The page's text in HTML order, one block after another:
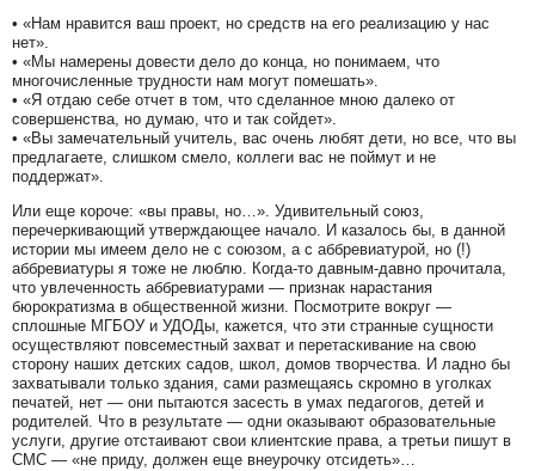
• «Нам нравится ваш проект, но средств на его реализацию у нас
нет».
• «Мы намерены довести дело до конца, но понимаем, что
многочисленные трудности нам могут помешать».
• «Я отдаю себе отчет в том, что сделанное мною далеко от
совершенства, но думаю, что и так сойдет».
• «Вы замечательный учитель, вас очень любят дети, но все, что вы
предлагаете, слишком смело, коллеги вас не поймут и не
поддержат».
Или еще короче: «вы правы, но…». Удивительный союз,
перечеркивающий утверждающее начало. И казалось бы, в данной
истории мы имеем дело не с союзом, а с аббревиатурой, но (!)
аббревиатуры я тоже не люблю. Когда-то давным-давно прочитала,
что увлеченность аббревиатурами — признак нарастания
бюрократизма в общественной жизни. Посмотрите вокруг —
сплошные МГБОУ и УДОДы, кажется, что эти странные сущности
осуществляют повсеместный захват и перетаскивание на свою
сторону наших детских садов, школ, домов творчества. И ладно бы
захватывали только здания, сами размещаясь скромно в уголках
печатей, нет — они пытаются засесть в умах педагогов, детей и
родителей. Что в результате — одни оказывают образовательные
услуги, другие отстаивают свои клиентские права, а третьи пишут в
СМС — «не приду, должен еще внеурочку отсидеть»…